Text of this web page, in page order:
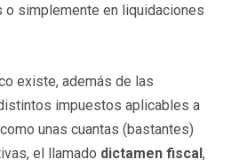
simplemente en liquidaciones
existe, además de las
impuestos aplicables a
unas cuantas (bastantes)
el llamado dictamen fiscal,